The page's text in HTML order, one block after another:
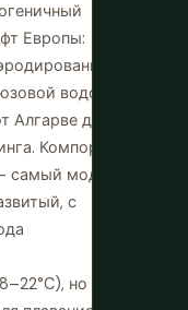
Европы:
в
водой.
Алгарве дикое,
Компортa, в
самый модный
с
но